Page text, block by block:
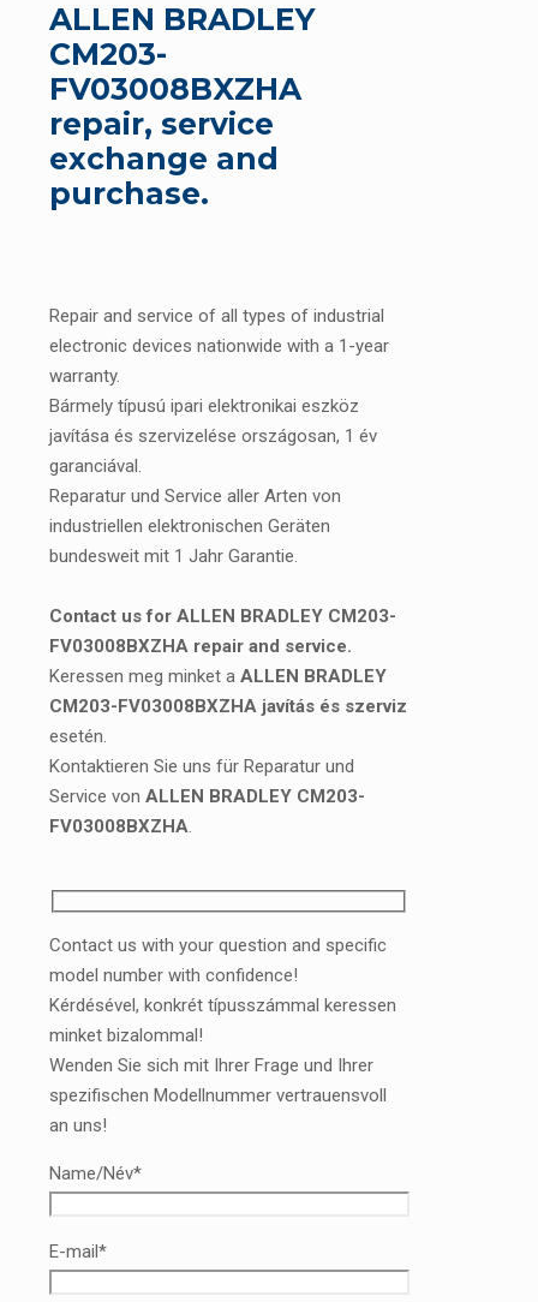
ALLEN BRADLEY
CM203-
FV03008BXZHA
repair, service
exchange and
purchase.
Repair and service of all types of industrial
electronic devices nationwide with a 1-year
warranty.
Bármely típusú ipari elektronikai eszköz
javítása és szervizelése országosan, 1 év
garanciával.
Reparatur und Service aller Arten von
industriellen elektronischen Geräten
bundesweit mit 1 Jahr Garantie.
Contact us for ALLEN BRADLEY CM203-
FV03008BXZHA repair and service.
Keressen meg minket a ALLEN BRADLEY
CM203-FV03008BXZHA javítás és szerviz
esetén.
Kontaktieren Sie uns für Reparatur und
Service von ALLEN BRADLEY CM203-
FV03008BXZHA.
Contact us with your question and specific
model number with confidence!
Kérdésével, konkrét típusszámmal keressen
minket bizalommal!
Wenden Sie sich mit Ihrer Frage und Ihrer
spezifischen Modellnummer vertrauensvoll
an uns!
Name/Név*
E-mail*